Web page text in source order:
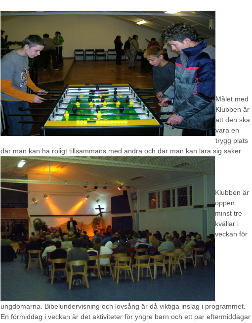
Målet med
Klubben är
att den ska
vara en
trygg plats
där man kan ha roligt tillsammans med andra och där man kan lära sig saker.
Klubben är
öppen
minst tre
kvällar i
veckan för
ungdomarna. Bibelundervisning och lovsång är då viktiga inslag i programmet.
En förmiddag i veckan är det aktiviteter för yngre barn och ett par eftermiddagar